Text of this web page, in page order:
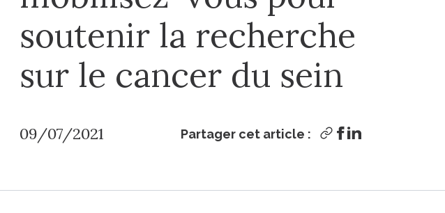
soutenir la recherche
sur le cancer du sein
09/07/2021 Partager cet article :